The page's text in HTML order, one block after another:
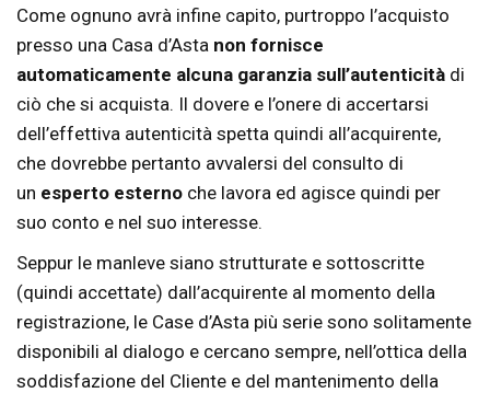
Come ognuno avrà infine capito, purtroppo l’acquisto
presso una Casa d’Asta non fornisce
automaticamente alcuna garanzia sull’autenticità di
ciò che si acquista. Il dovere e l’onere di accertarsi
dell’effettiva autenticità spetta quindi all’acquirente,
che dovrebbe pertanto avvalersi del consulto di
un esperto esterno che lavora ed agisce quindi per
suo conto e nel suo interesse.
Seppur le manleve siano strutturate e sottoscritte
(quindi accettate) dall’acquirente al momento della
registrazione, le Case d’Asta più serie sono solitamente
disponibili al dialogo e cercano sempre, nell’ottica della
soddisfazione del Cliente e del mantenimento della